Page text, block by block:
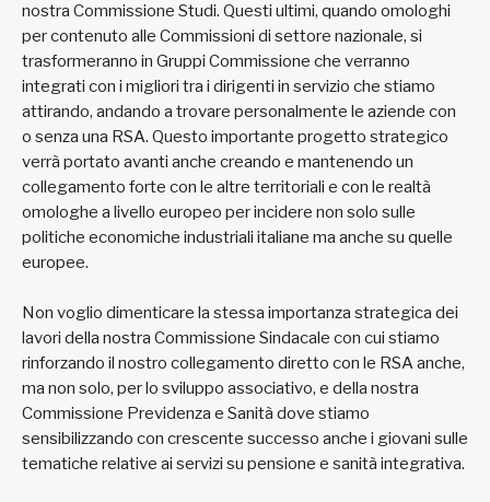
nostra Commissione Studi. Questi ultimi, quando omologhi
per contenuto alle Commissioni di settore nazionale, si
trasformeranno in Gruppi Commissione che verranno
integrati con i migliori tra i dirigenti in servizio che stiamo
attirando, andando a trovare personalmente le aziende con
o senza una RSA. Questo importante progetto strategico
verrà portato avanti anche creando e mantenendo un
collegamento forte con le altre territoriali e con le realtà
omologhe a livello europeo per incidere non solo sulle
politiche economiche industriali italiane ma anche su quelle
europee.
Non voglio dimenticare la stessa importanza strategica dei
lavori della nostra Commissione Sindacale con cui stiamo
rinforzando il nostro collegamento diretto con le RSA anche,
ma non solo, per lo sviluppo associativo, e della nostra
Commissione Previdenza e Sanità dove stiamo
sensibilizzando con crescente successo anche i giovani sulle
tematiche relative ai servizi su pensione e sanità integrativa.